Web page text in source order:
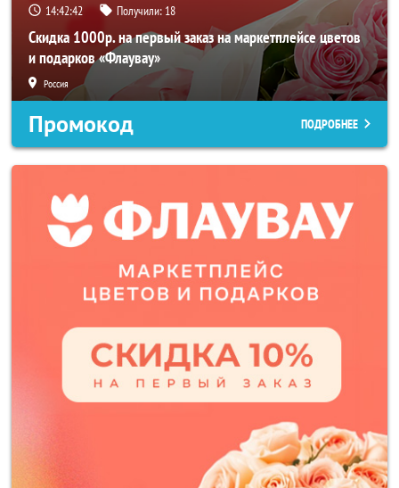
14:42:42 Получили: 18
Скидка 1000р. на первый заказ на маркетплейсе цветов
и подарков «Флаувау»
Россия
Промокод ПОДРОБНЕЕ